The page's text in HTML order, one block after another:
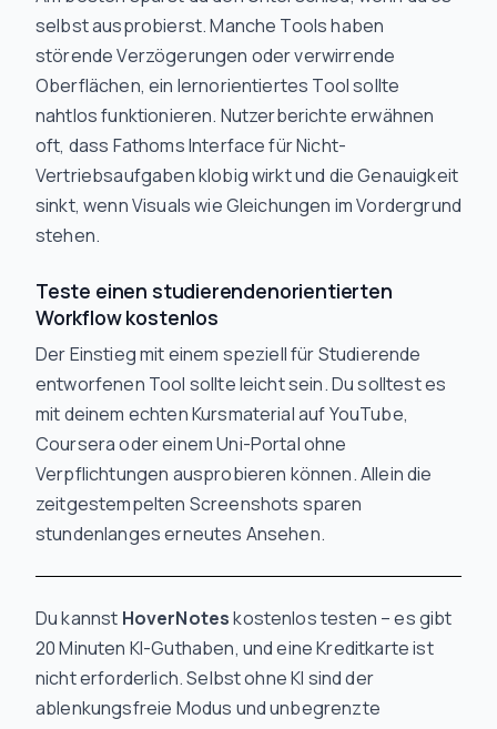
selbst ausprobierst. Manche Tools haben
störende Verzögerungen oder verwirrende
Oberflächen, ein lernorientiertes Tool sollte
nahtlos funktionieren. Nutzerberichte erwähnen
oft, dass Fathoms Interface für Nicht-
Vertriebsaufgaben klobig wirkt und die Genauigkeit
sinkt, wenn Visuals wie Gleichungen im Vordergrund
stehen.
Teste einen studierendenorientierten
Workflow kostenlos
Der Einstieg mit einem speziell für Studierende
entworfenen Tool sollte leicht sein. Du solltest es
mit deinem echten Kursmaterial auf YouTube,
Coursera oder einem Uni-Portal ohne
Verpflichtungen ausprobieren können. Allein die
zeitgestempelten Screenshots sparen
stundenlanges erneutes Ansehen.
Du kannst HoverNoteskostenlos testen – es gibt
20 Minuten KI-Guthaben, und eine Kreditkarte ist
nicht erforderlich. Selbst ohne KI sind der
ablenkungsfreie Modus und unbegrenzte